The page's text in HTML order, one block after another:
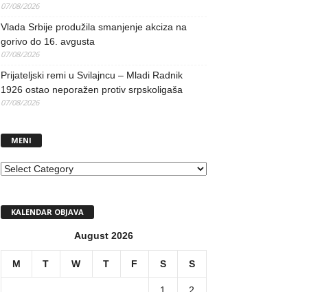
07/08/2026
Vlada Srbije produžila smanjenje akciza na
gorivo do 16. avgusta
07/08/2026
Prijateljski remi u Svilajncu – Mladi Radnik
1926 ostao neporažen protiv srpskoligaša
07/08/2026
MENI
MENI
KALENDAR OBJAVA
August 2026
M T W T F S S
1 2